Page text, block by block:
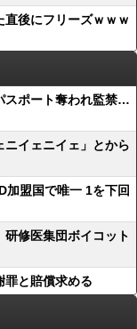
直後にフリーズｗｗｗ
スポート奪われ監禁…
ニイェニイェ」とから
加盟国で唯一 1を下回
修医集団ボイコット
と賠償求める